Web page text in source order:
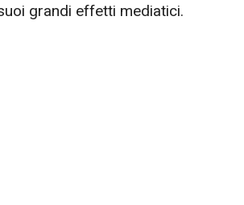
grandi effetti mediatici.